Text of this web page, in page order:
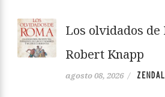
Los olvidados de
Robert Knapp
agosto 08, 2026 /